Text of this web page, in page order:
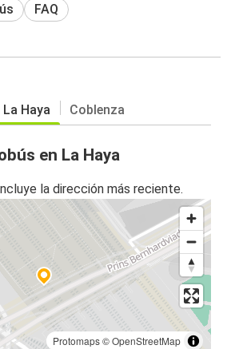
FAQ
La Haya Coblenza
en La Haya
la dirección más reciente.
Protomaps©OpenStreetMap